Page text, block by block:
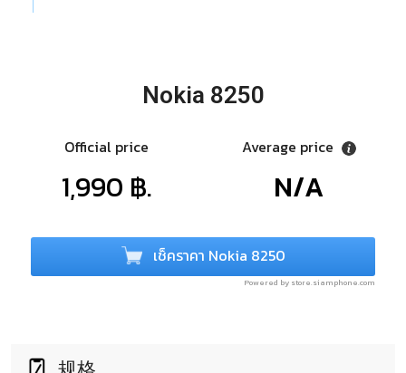
Nokia 8250
Official price
1,990 ฿.
Average price
N/A
เช็คราคา Nokia 8250
Powered by store.siamphone.com